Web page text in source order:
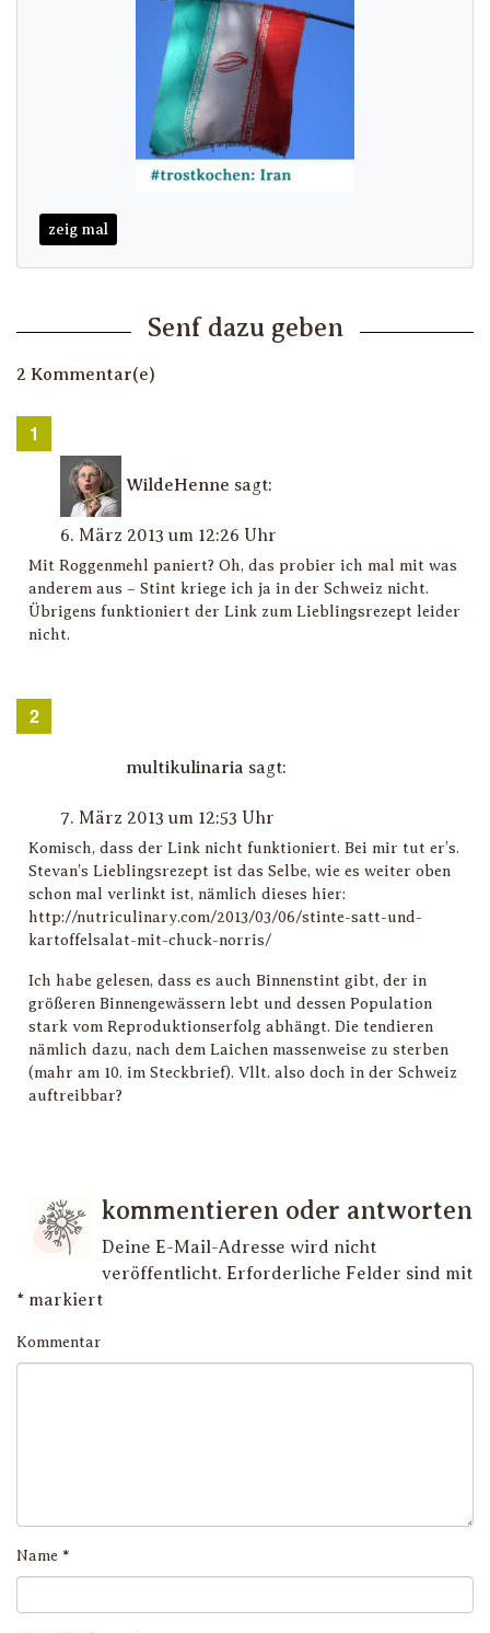
zeig mal
Senf dazu geben
2 Kommentar(e)
WildeHenne sagt:
6. März 2013 um 12:26 Uhr
Mit Roggenmehl paniert? Oh, das probier ich mal mit was
anderem aus – Stint kriege ich ja in der Schweiz nicht.
Übrigens funktioniert der Link zum Lieblingsrezept leider
nicht.
multikulinaria sagt:
7. März 2013 um 12:53 Uhr
Komisch, dass der Link nicht funktioniert. Bei mir tut er’s.
Stevan’s Lieblingsrezept ist das Selbe, wie es weiter oben
schon mal verlinkt ist, nämlich dieses hier:
http://nutriculinary.com/2013/03/06/stinte-satt-und-
kartoffelsalat-mit-chuck-norris/
Ich habe gelesen, dass es auch Binnenstint gibt, der in
größeren Binnengewässern lebt und dessen Population
stark vom Reproduktionserfolg abhängt. Die tendieren
nämlich dazu, nach dem Laichen massenweise zu sterben
(mahr am 10. im Steckbrief). Vllt. also doch in der Schweiz
auftreibbar?
kommentieren oder antworten
Deine E-Mail-Adresse wird nicht
veröffentlicht. Erforderliche Felder sind mit
* markiert
Kommentar
Name *